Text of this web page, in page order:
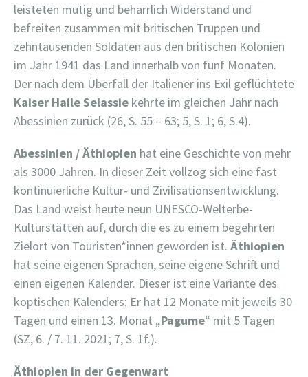
leisteten mutig und beharrlich Widerstand und
befreiten zusammen mit britischen Truppen und
zehntausenden Soldaten aus den britischen Kolonien
im Jahr 1941 das Land innerhalb von fünf Monaten.
Der nach dem Überfall der Italiener ins Exil geflüchtete
Kaiser Haile Selassie kehrte im gleichen Jahr nach
Abessinien zurück (26, S. 55 – 63; 5, S. 1; 6, S.4).
Abessinien / Äthiopien hat eine Geschichte von mehr
als 3000 Jahren. In dieser Zeit vollzog sich eine fast
kontinuierliche Kultur- und Zivilisationsentwicklung.
Das Land weist heute neun UNESCO-Welterbe-
Kulturstätten auf, durch die es zu einem begehrten
Zielort von Touristen*innen geworden ist. Äthiopien
hat seine eigenen Sprachen, seine eigene Schrift und
einen eigenen Kalender. Dieser ist eine Variante des
koptischen Kalenders: Er hat 12 Monate mit jeweils 30
Tagen und einen 13. Monat „Pagume“ mit 5 Tagen
(SZ, 6. / 7. 11. 2021; 7, S. 1f.).
Äthiopien in der Gegenwart